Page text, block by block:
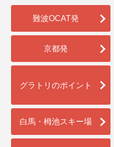
難波OCAT発
京都発
グラトリのポイント
白馬・栂池スキー場